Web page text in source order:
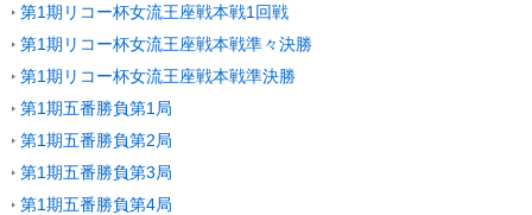
第1期リコー杯女流王座戦本戦1回戦
第1期リコー杯女流王座戦本戦準々決勝
第1期リコー杯女流王座戦本戦準決勝
第1期五番勝負第1局
第1期五番勝負第2局
第1期五番勝負第3局
第1期五番勝負第4局